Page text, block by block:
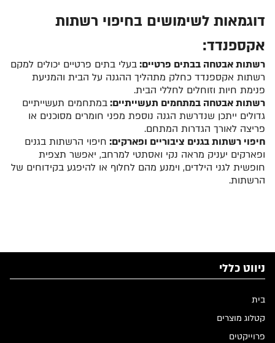
דוגמאות לשימושים בחיפוי רשתות
אקספנדד:
רשתות אבטחה בבתים פרטיים: בעלי בתים פרטיים יכולים למקם
רשתות אקספנדד כחלק מתהליך ההגנה על הבית והמניעת
פנימת חיות וזוחלים לחללי הבית.
רשתות אבטחה במתחמים תעשייתיים: במתחמים תעשייתיים
גדולים ייתכן שנדרשת הגנה נוספת מפני חומרים מסוכנים או
פריצה לאורך הגדרות המתחם.
חיפוי רשתות בגנים ציבוריים ופארקים: חיפוי הרשתות בגנים
ופארקים יעניק מראה נקי ואסתטי למרחב, יאפשר תצפית
חופשית לגני הילדים, וימנע מהם לחלוף או להיפגע בקידוחים של
הרשתות.
ניווט כללי
בית
קטלוג מוצרים
פרוייקטים